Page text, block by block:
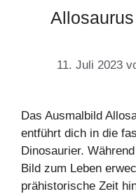
11. Juli 2023
Das Ausmalbild
entführt dich in die
Dinosaurier.
Bild zum Leben
prähistorische Zeit